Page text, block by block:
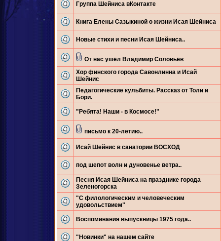
Группа Шейниса вКонтакте
Книга Елены Сазыкиной о жизни Исая Шейниса
Новые стихи и песни Исая Шейниса..
От нас ушёл Владимир Соловьёв
Хор финского города Савонлинна и Исай
Шейнис
Педагогические кульбиты. Рассказ от Толи и
Бори.
"Ребята! Наши - в Космосе!"
письмо к 20-летию..
Исай Шейнис в санатории ВОСХОД
под шепот волн и дуновенье ветра..
Песня Исая Шейниса на празднике города
Зеленогорска
"С филологическим и человеческим
удовольствием"
Воспоминания выпускницы 1975 года..
"Новинки" на нашем сайте